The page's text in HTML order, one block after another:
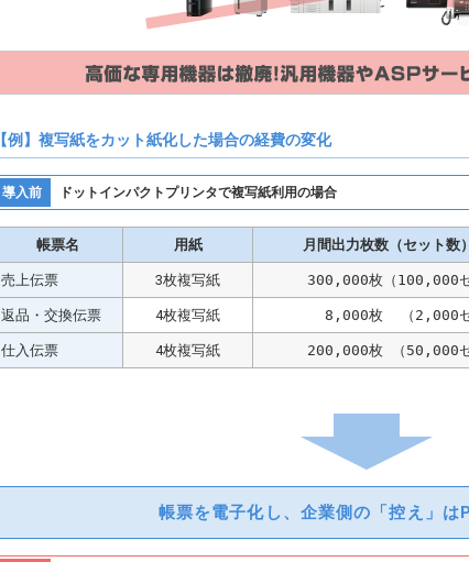
【例】複写紙をカット紙化した場合の経費の変化
導入前 ドットインパクトプリンタで複写紙利用の場合
帳票名 用紙 月間出力枚数（セット数）
売上伝票 3枚複写紙 300,000枚（100,000セ
返品・交換伝票 4枚複写紙 8,000枚  （2,000セ
仕入伝票 4枚複写紙 200,000枚 （50,000セ
帳票を電子化し、企業側の「控え」